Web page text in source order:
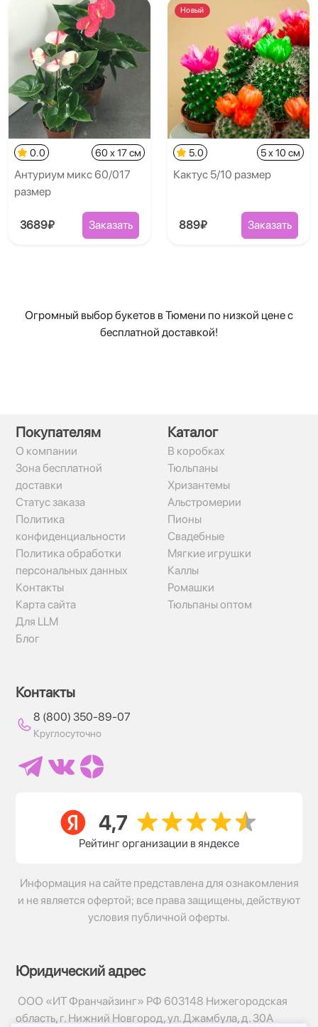
0.0 60 x 17 см
Антуриум микс 60/017
размер
3689₽ Заказать
Новый
5.0 5 x 10 см
Кактус 5/10 размер
889₽ Заказать
Огромный выбор букетов в Тюмени по низкой цене с
бесплатной доставкой!
Покупателям
О компании
Зона бесплатной
доставки
Статус заказа
Политика
конфиденциальности
Политика обработки
персональных данных
Контакты
Карта сайта
Для LLM
Блог
Каталог
В коробках
Тюльпаны
Хризантемы
Альстромерии
Пионы
Свадебные
Мягкие игрушки
Каллы
Ромашки
Тюльпаны оптом
Контакты
8 (800) 350-89-07
Круглосуточно
Рейтинг организации в яндексе
Информация на сайте представлена для ознакомления
и не является офертой; все права защищены, действуют
условия публичной оферты.
Юридический адрес
ООО «ИТ Франчайзинг» РФ 603148 Нижегородская
область, г. Нижний Новгород, ул. Джамбула, д. 30А